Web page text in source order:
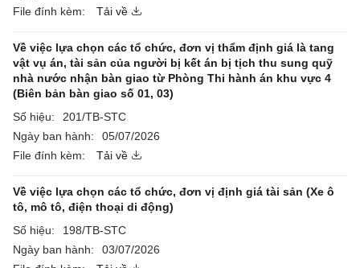
File đính kèm:
Tải về
Về việc lựa chọn các tổ chức, đơn vị thẩm định giá là tang
vật vụ án, tài sản của người bị kết án bị tịch thu sung quỹ
nhà nước nhận bàn giao từ Phòng Thi hành án khu vực 4
(Biên bản bàn giao số 01, 03)
Số hiệu:
201/TB-STC
Ngày ban hành:
05/07/2026
File đính kèm:
Tải về
Về việc lựa chọn các tổ chức, đơn vị định giá tài sản (Xe ô
tô, mô tô, điện thoại di động)
Số hiệu:
198/TB-STC
Ngày ban hành:
03/07/2026